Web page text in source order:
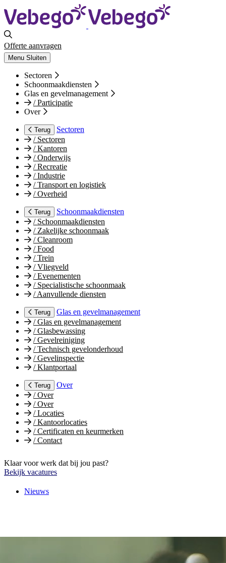
Offerte aanvragen
Menu Sluiten
Sectoren
Schoonmaakdiensten
Glas en gevelmanagement
/Participatie
Over
Terug
Sectoren
/Sectoren
/Kantoren
/Onderwijs
/Recreatie
/Industrie
/Transport en logistiek
/Overheid
Terug
Schoonmaakdiensten
/Schoonmaakdiensten
/Zakelijke schoonmaak
/Cleanroom
/Food
/Trein
/Vliegveld
/Evenementen
/Specialistische schoonmaak
/Aanvullende diensten
Terug
Glas en gevelmanagement
/Glas en gevelmanagement
/Glasbewassing
/Gevelreiniging
/Technisch gevelonderhoud
/Gevelinspectie
/Klantportaal
Terug
Over
/Over
/Over
/Locaties
/Kantoorlocaties
/Certificaten en keurmerken
/Contact
Klaar voor werk dat bij jou past?
Bekijk vacatures
Nieuws